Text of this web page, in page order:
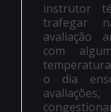
instrutor
trafegar
avaliação
com
o dia